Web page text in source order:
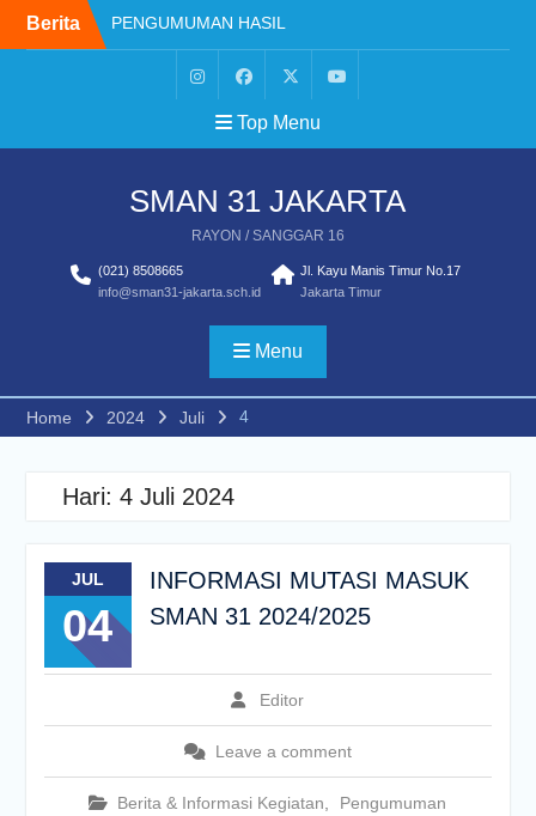
Berita
PENGUMUMAN HASIL
SELEKSI SNBP 2026
PENGUMUMAN HASIL TES
MUTASI PERPINDAHAN
TAHAP 2 TAHUN
PELAJARAN 2025/2026
MASUK TAHUN
Minuman Tradisional
Nusantara Perpaduan
Rasa Budaya dan
PENGUMUMAN
KELULUSAN MURID
KELAS XII SMAN 31
InstagramFacebook
–
Youtube
Top Menu
SMAN 31 JAKARTA
RAYON / SANGGAR 16
(021) 8508665
info@sman31-jakarta.sch.id
Jl. Kayu Manis Timur No.17
Jakarta Timur
Menu
Home 2024 Juli 4
Hari: 4 Juli 2024
JUL
04
INFORMASI MUTASI MASUK
SMAN 31 2024/2025
Editor
Leave a comment
Berita & Informasi Kegiatan Pengumuman